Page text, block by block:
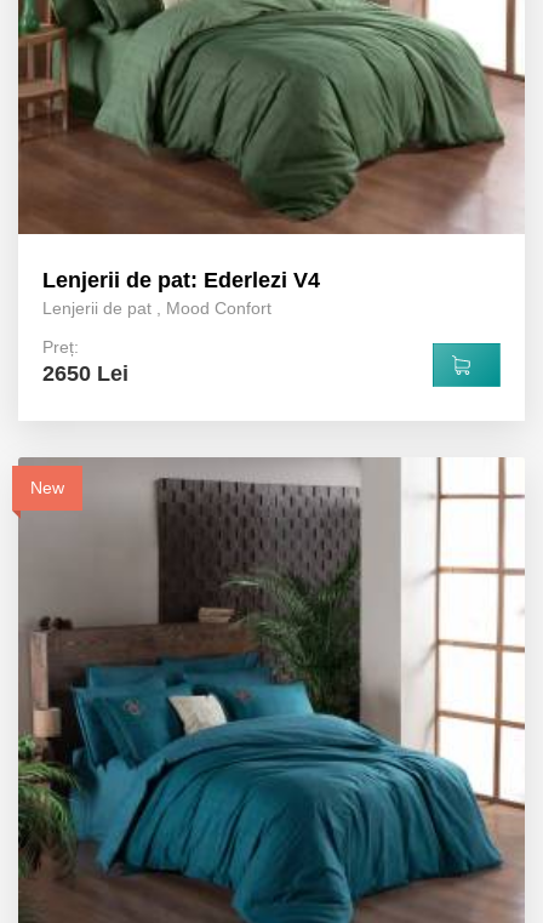
Lenjerii de pat: Ederlezi V4
Lenjerii de pat , Mood Confort
Preț:
2650 Lei
New